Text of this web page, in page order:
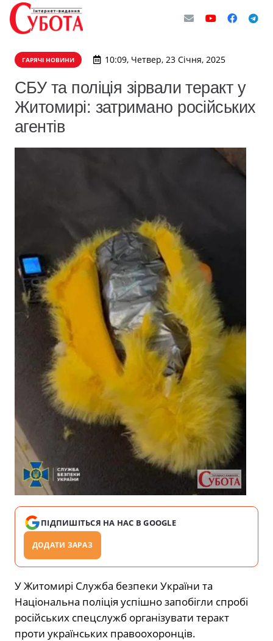
ГАРЯЧІ НОВИНИ 10:09, Четвер, 23 Січня, 2025
СБУ та поліція зірвали теракт у
Житомирі: затримано російських
агентів
ПІДПИШІТЬСЯ НА НАС В GOOGLE
ДОДАТИ ЗАРАЗ
У Житомирі Служба безпеки України та
Національна поліція успішно запобігли спробі
російських спецслужб організувати теракт
проти українських правоохоронців.